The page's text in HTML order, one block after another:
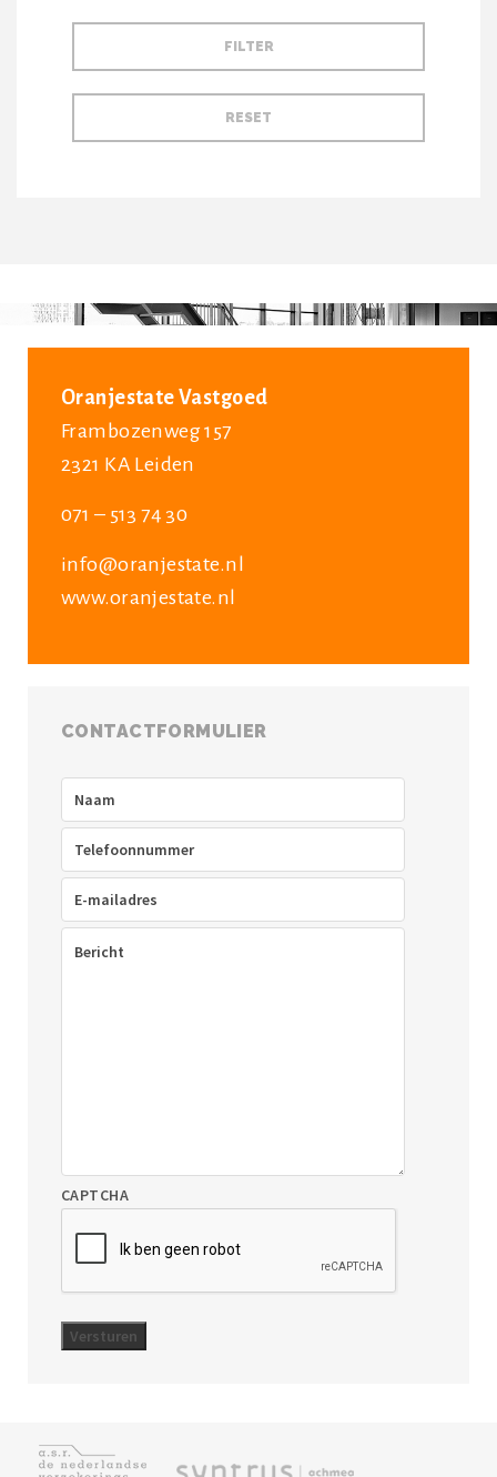
Oranjestate Vastgoed
Frambozenweg 157
2321 KA Leiden
071 – 513 74 30
info@oranjestate.nl
www.oranjestate.nl
CONTACTFORMULIER
Telefoon
mailadres(Vereist)
CAPTCHA